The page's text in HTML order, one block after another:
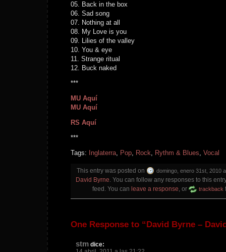
05. Back in the box
06. Sad song
07. Nothing at all
08. My Love is you
09. Lilies of the valley
10. You & eye
11. Strange ritual
12. Buck naked
***
MU Aquí
MU Aquí
RS Aquí
***
Tags:
Inglaterra, Pop, Rock, Rythm & Blues, Vocal
This entry was posted on domingo, enero 31st, 2010
David Byrne. You can follow any responses to this
feed. You can leave a response, or trackback
One Response to “David Byrne –
stm dice: